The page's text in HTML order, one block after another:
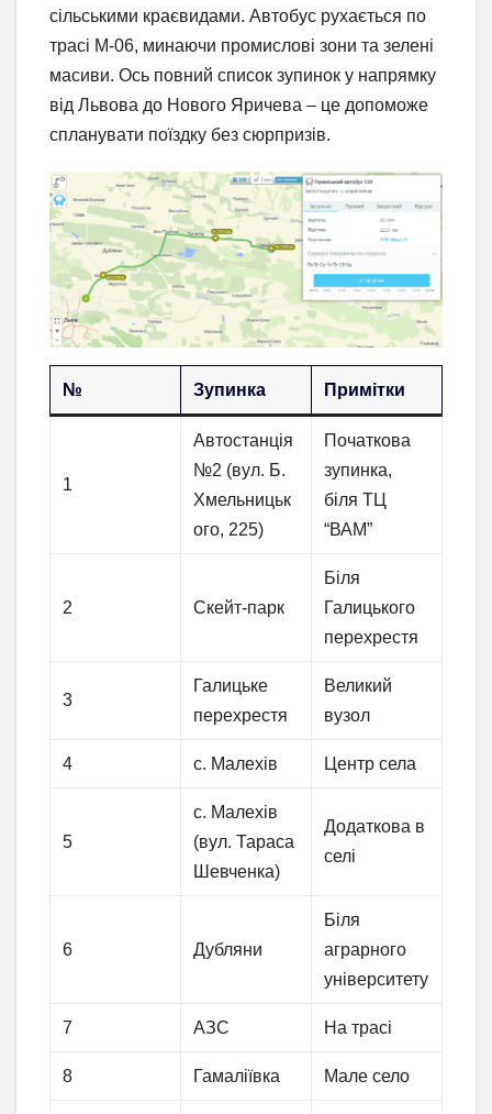
сільськими краєвидами. Автобус рухається по
трасі М-06, минаючи промислові зони та зелені
масиви. Ось повний список зупинок у напрямку
від Львова до Нового Яричева – це допоможе
спланувати поїздку без сюрпризів.
№ Зупинка Примітки
1
Автостанція
№2 (вул. Б.
Хмельницьк
ого, 225)
Початкова
зупинка,
біля ТЦ
“ВАМ”
2 Скейт-парк
Біля
Галицького
перехрестя
3
Галицьке
перехрестя
Великий
вузол
4 с. Малехів Центр села
5
с. Малехів
(вул. Тараса
Шевченка)
Додаткова в
селі
6 Дубляни
Біля
аграрного
університету
7 АЗС На трасі
8 Гамаліївка Мале село